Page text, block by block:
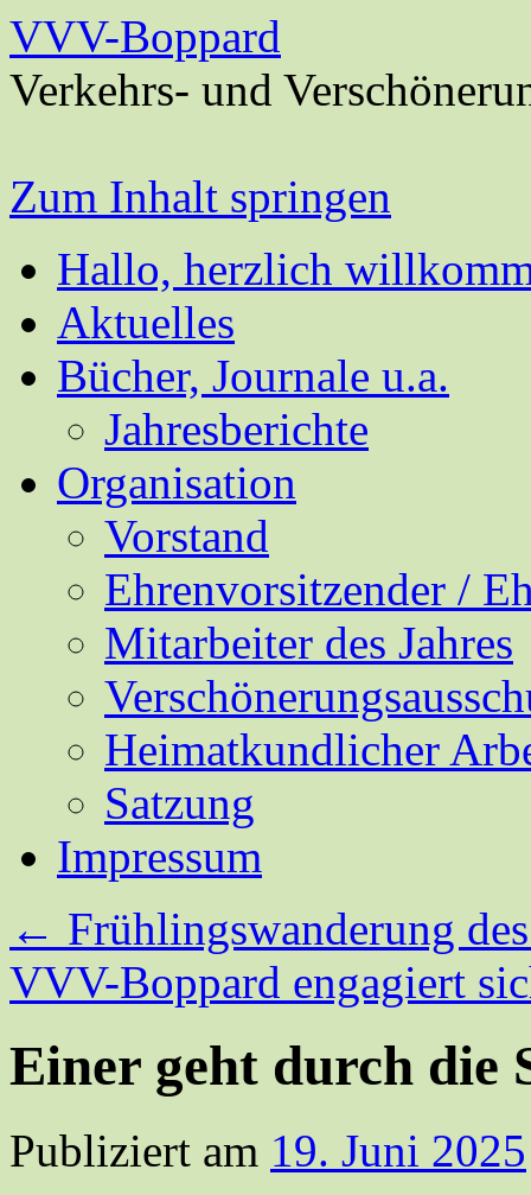
VVV-Boppard
Verkehrs- und
Zum Inhalt springen
Hallo, herzlich
Aktuelles
Bücher, Journale u.a.
Jahresberichte
Organisation
Vorstand
Ehrenvorsitzender /
Mitarbeiter des Jahres
Heimatkundlicher
Satzung
Impressum
← Frühlingswanderung
VVV-Boppard engagiert
Einer geht durch
Publiziert am 19. Juni 2025